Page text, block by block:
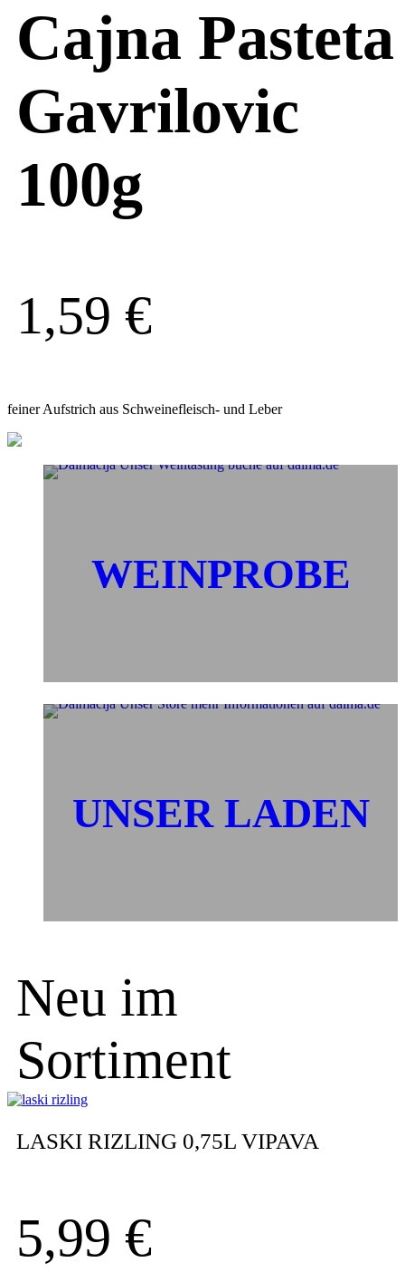
Cajna Pasteta
Gavrilovic
100g
1,59 €
feiner Aufstrich aus Schweinefleisch- und Leber
WEINPROBE
UNSER LADEN
Neu im
Sortiment
LASKI RIZLING 0,75L VIPAVA
5,99 €